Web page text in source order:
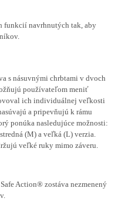
funkcií navrhnutých tak, aby
s násuvnými chrbtami v dvoch
používateľom meniť
ich individuálnej veľkosti
a pripevňujú k rámu
ponúka nasledujúce možnosti:
(M) a veľká (L) verzia.
veľké ruky mimo záveru.
Action® zostáva nezmenený